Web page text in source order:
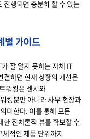
진행되면 충분히 할 수 있는
별 가이드
잘 알지 못하는 자체 IT
결하면 현재 상황의 개선은
워킹은 센서와
킹뿐만 아니라 사무 현장과
미한다. 이를 통해 모든
한 전체론적 뷰를 확보할 수
적인 제품 단위까지